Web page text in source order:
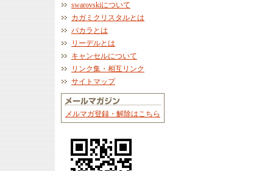
swarovskiについて
カガミクリスタルとは
バカラとは
リーデルとは
キャンセルについて
リンク集・相互リンク
サイトマップ
メルマガ登録・解除はこちら